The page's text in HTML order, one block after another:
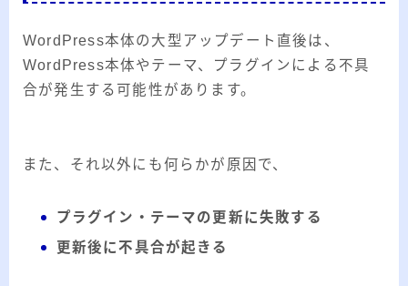
WordPress本体の大型アップデート直後は、
WordPress本体やテーマ、プラグインによる不具
合が発生する可能性があります。
また、それ以外にも何らかが原因で、
プラグイン・テーマの更新に失敗する
更新後に不具合が起きる